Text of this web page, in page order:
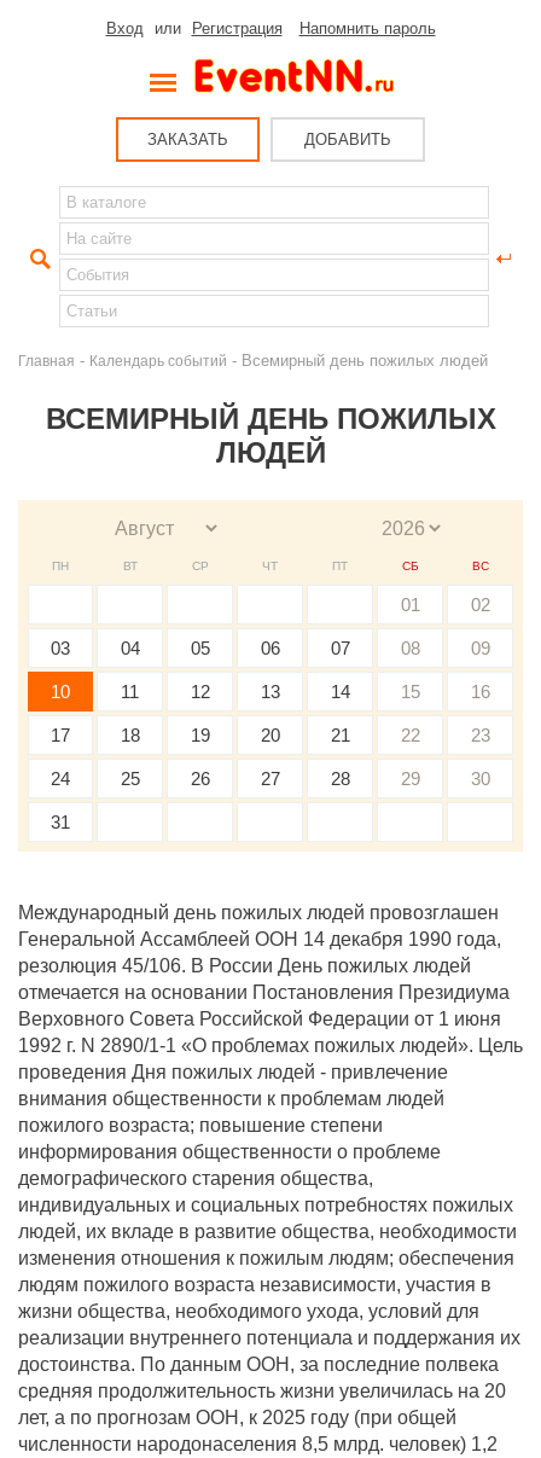
Вход или Регистрация Напомнить пароль
ЗАКАЗАТЬ ДОБАВИТЬ
Главная - Календарь событий - Всемирный день пожилых людей
ВСЕМИРНЫЙ ДЕНЬ ПОЖИЛЫХ
ЛЮДЕЙ
ПН ВТ СР ЧТ ПТ СБ ВС
01 02
03 04 05 06 07 08 09
10 11 12 13 14 15 16
17 18 19 20 21 22 23
24 25 26 27 28 29 30
31
Международный день пожилых людей провозглашен
Генеральной Ассамблеей ООН 14 декабря 1990 года,
резолюция 45/106. В России День пожилых людей
отмечается на основании Постановления Президиума
Верховного Совета Российской Федерации от 1 июня
1992 г. N 2890/1-1 «О проблемах пожилых людей». Цель
проведения Дня пожилых людей - привлечение
внимания общественности к проблемам людей
пожилого возраста; повышение степени
информирования общественности о проблеме
демографического старения общества,
индивидуальных и социальных потребностях пожилых
людей, их вкладе в развитие общества, необходимости
изменения отношения к пожилым людям; обеспечения
людям пожилого возраста независимости, участия в
жизни общества, необходимого ухода, условий для
реализации внутреннего потенциала и поддержания их
достоинства. По данным ООН, за последние полвека
средняя продолжительность жизни увеличилась на 20
лет, а по прогнозам ООН, к 2025 году (при общей
численности народонаселения 8,5 млрд. человек) 1,2